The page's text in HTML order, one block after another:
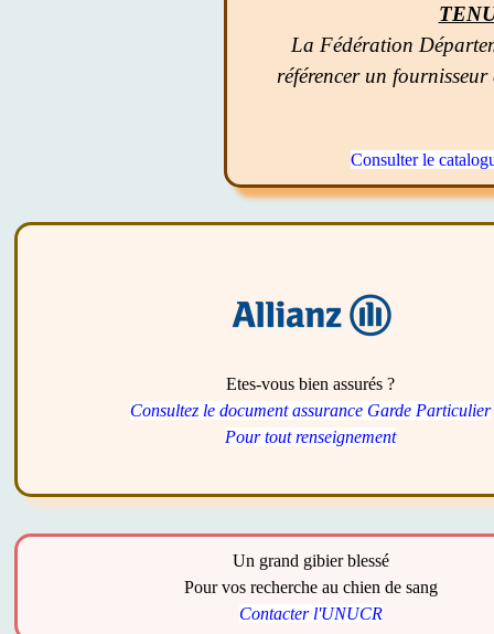
La Fédération
référencer un
Consulter le
Etes-vous bien assurés ?
Consultez le document assurance Garde Particulier
Pour tout renseignement
Un grand gibier blessé
Pour vos recherche au chien de sang
Contacter l'UNUCR